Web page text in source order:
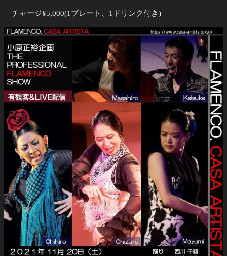
チャージ¥5,000(1プレート、1ドリンク付き)